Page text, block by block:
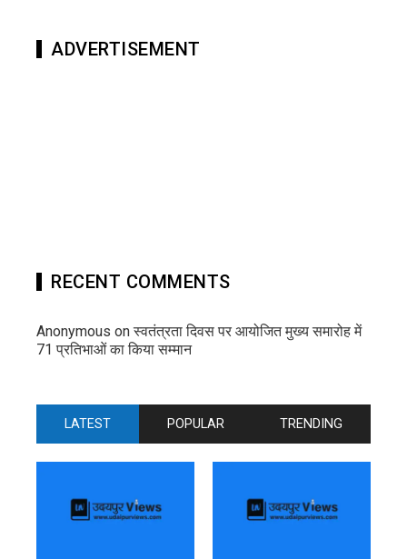
ADVERTISEMENT
RECENT COMMENTS
Anonymous onस्वतंत्रता दिवस पर आयोजित मुख्य समारोह में
71 प्रतिभाओं का किया सम्मान
LATEST POPULAR TRENDING